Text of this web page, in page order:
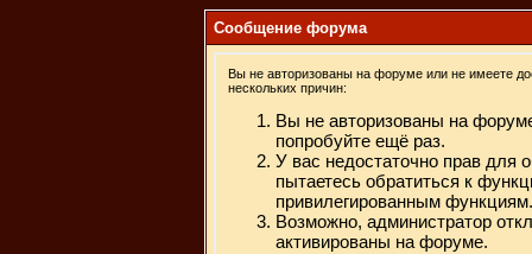
Сообщение форума
Вы не авторизованы на форуме или не имеете
нескольких причин:
Вы не авторизованы на
попробуйте ещё раз.
У вас недостаточно прав для
пытаетесь обратиться к
привилегированным функциям.
Возможно, администратор
активированы на форуме.